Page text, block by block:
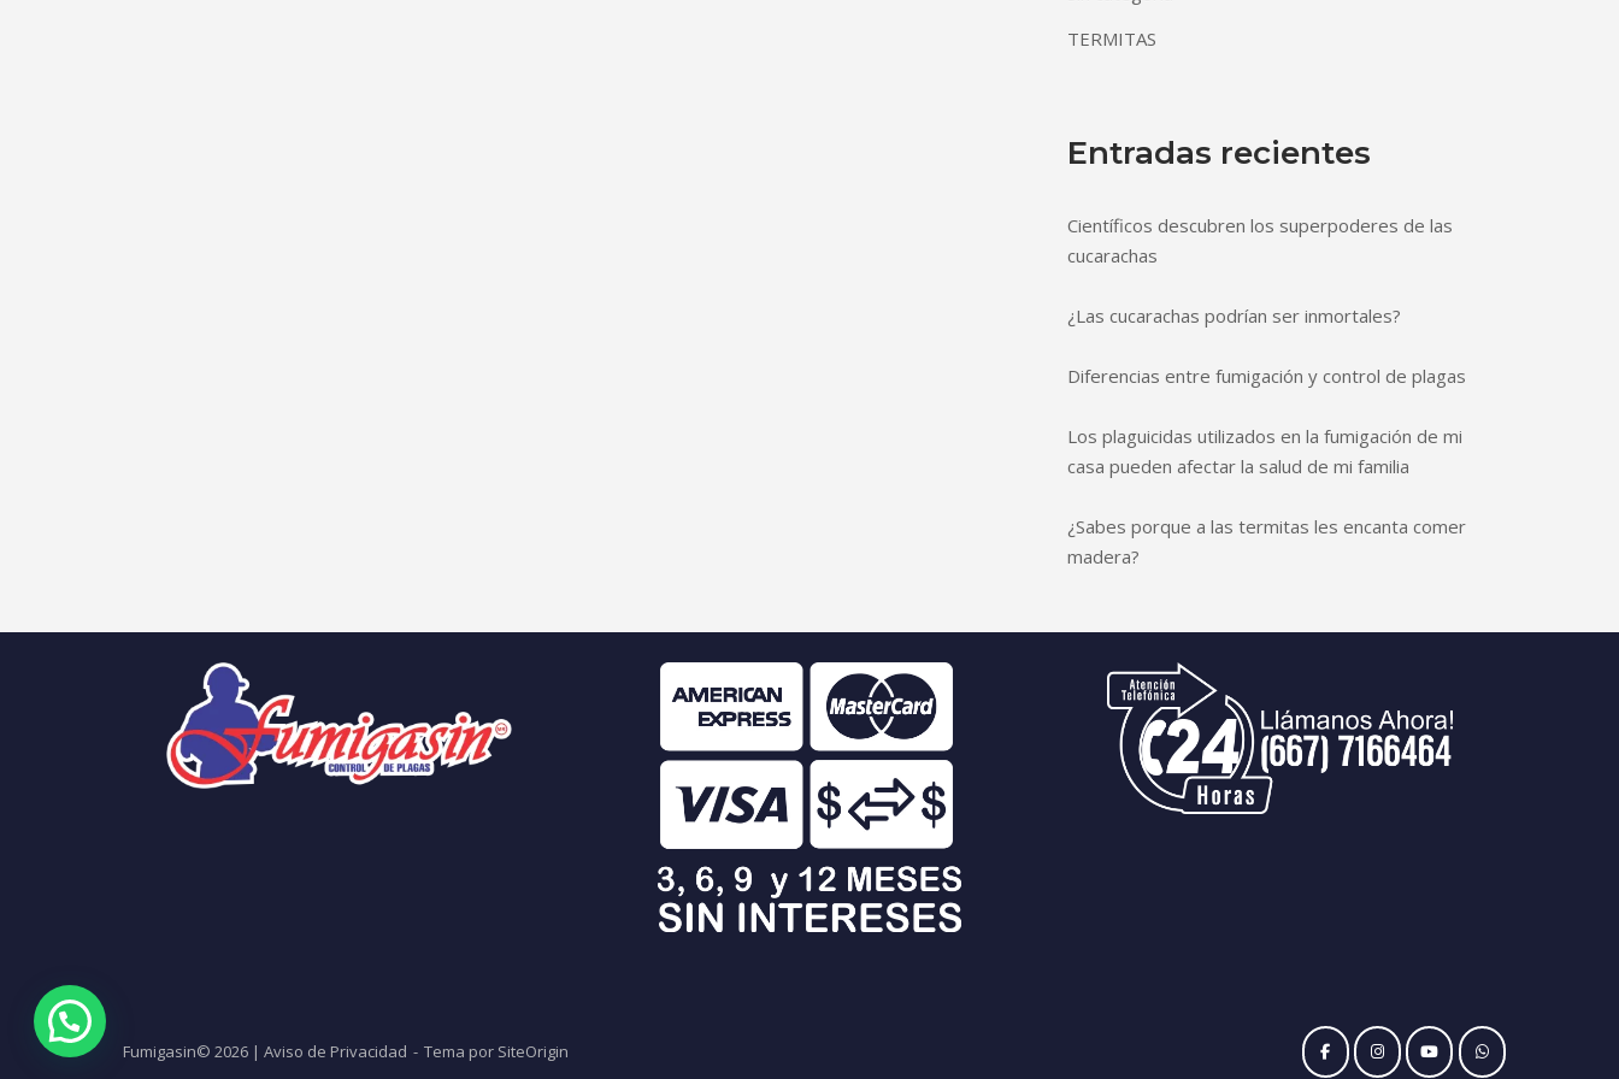
TERMITAS
Entradas recientes
Científicos descubren los superpoderes de las
cucarachas
¿Las cucarachas podrían ser inmortales?
Diferencias entre fumigación y control de plagas
Los plaguicidas utilizados en la fumigación de mi
casa pueden afectar la salud de mi familia
¿Sabes porque a las termitas les encanta comer
madera?
Fumigasin© 2026 | Aviso de Privacidad Tema por SiteOrigin